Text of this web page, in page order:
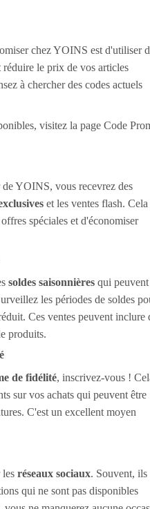
chez YOINS est d'utiliser
réduire le prix de vos articles
à chercher des codes actuels
visitez la page Code
YOINS, vous recevrez des
et les ventes flash. Cela
spéciales et d'économiser
soldes saisonnières qui peuvent
les périodes de soldes
Ces ventes peuvent inclure
produits.
de fidélité, inscrivez-vous !
sur vos achats qui peuvent être
C'est un excellent moyen
les réseaux sociaux. Souvent, ils
qui ne sont pas disponibles